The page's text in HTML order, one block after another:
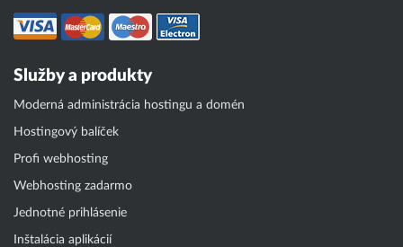
Služby a produkty
Moderná administrácia hostingu a domén
Hostingový balíček
Profi webhosting
Webhosting zadarmo
Jednotné prihlásenie
Inštalácia aplikácií